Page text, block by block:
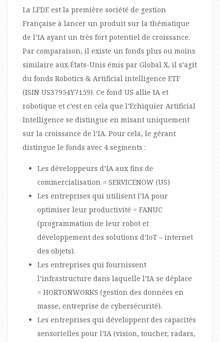
La LFDE est la première société de gestion
Française à lancer un produit sur la thématique
de l’IA ayant un très fort potentiel de croissance.
Par comparaison, il existe un fonds plus ou moins
similaire aux États-Unis émis par Global X, il s’agit
du fonds Robotics & Artificial intelligence ETF
(ISIN US37954Y7159). Ce fond US allie IA et
robotique et c’est en cela que l’Echiquier Artificial
Intelligence se distingue en misant uniquement
sur la croissance de l’IA. Pour cela, le gérant
distingue le fonds avec 4 segments :
Les développeurs d’IA aux fins de
commercialisation = SERVICENOW (US)
Les entreprises qui utilisent l’IA pour
optimiser leur productivité = FANUC
(programmation de leur robot et
développement des solutions d’IoT – internet
des objets).
Les entreprises qui fournissent
l’infrastructure dans laquelle l’IA se déplace
= HORTONWORKS (gestion des données en
masse, entreprise de cybersécurité).
Les entreprises qui développent des capacités
sensorielles pour l’IA (vision, toucher, radars,